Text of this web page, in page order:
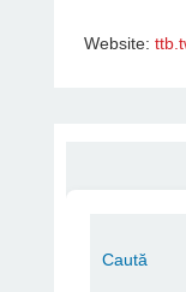
Website: